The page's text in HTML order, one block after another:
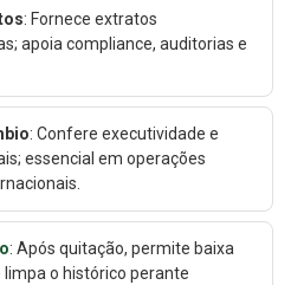
: Fornece extratos
apoia compliance, auditorias e
: Confere executividade e
essencial em operações
: Após quitação, permite baixa
o histórico perante